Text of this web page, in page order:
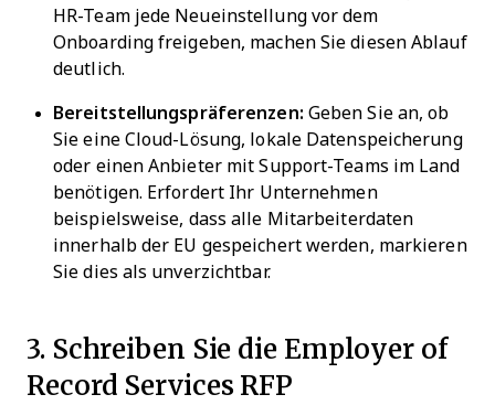
HR-Team jede Neueinstellung vor dem
Onboarding freigeben, machen Sie diesen Ablauf
deutlich.
Bereitstellungspräferenzen: Geben Sie an, ob
Sie eine Cloud-Lösung, lokale Datenspeicherung
oder einen Anbieter mit Support-Teams im Land
benötigen. Erfordert Ihr Unternehmen
beispielsweise, dass alle Mitarbeiterdaten
innerhalb der EU gespeichert werden, markieren
Sie dies als unverzichtbar.
3. Schreiben Sie die Employer of
Record Services RFP